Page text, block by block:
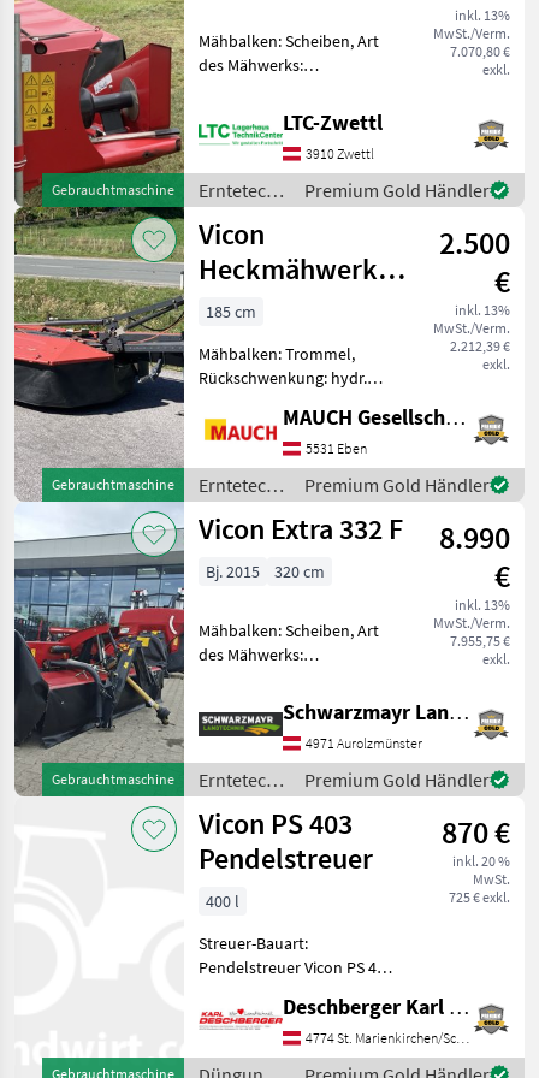
Gebrauchtmaschine
inkl. 13%
MwSt./Verm.
7.070,80 €
exkl.
Mähbalken: Scheiben, Art
des Mähwerks:
Hochstellung,
Schwadleitblech
Klassifizierung:
Gebrauchtmaschine;
Arbeitsbreite: 3.2;
Seriennummer/Fahrgestellnumme
LTC-Zwettl
3910 Zwettl
Erntetechnik
Grünland /
Vicon
Premium Gold Händler
Gebrauchtmaschine
Vicon
Heckmähwerk
1,85m
2.500
€
inkl. 13%
MwSt./Verm.
2.212,39 €
exkl.
185 cm
Mähbalken: Trommel,
Rückschwenkung: hydr.
Mähwerks: Heckmähwerke,
Hochstellung Vicon
Heckmähwerk 1, 85m,
Trommelmähwerk, inkl.
Gelenkwelle; Da
MAUCH Gesellschaft m.b.H. & Co.KG, Eben
5531 Eben
Erntetechnik
Grünland /
Vicon
Premium Gold Händler
Gebrauchtmaschine
Vicon Extra 332 F
8.990
€
inkl. 13%
MwSt./Verm.
7.955,75 €
exkl.
Bj. 2015 320 cm
Mähbalken: Scheiben, Art
des Mähwerks:
Schwadleitblech,
Pendelbock,
Klingenschnellverschluss,
Entlastungsfedern,
Außenschutz, Mech. / hydr.
Mähholmentlastung
Schwarzmayr Landtechnik GmbH - Aurolzmünster
4971 Aurolzmünster
Erntetechnik
Grünland /
Vicon
Premium Gold Händler
Gebrauchtmaschine
Vicon PS 403
Pendelstreuer
870 €
inkl. 20 %
MwSt.
725 € exkl.
400 l
Streuer-Bauart:
Pendelstreuer Vicon PS 403
Schieberöffnung und
Gelenkwelle,
Behälterinhalt: ca. 400 Liter
Deschberger Karl Landtechnik GesmbH & Co KG
4774 St. Marienkirchen/Schärding